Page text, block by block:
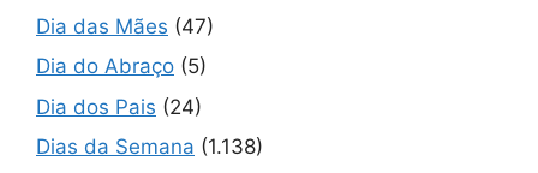
Dia das Mães (47)
Dia do Abraço (5)
Dia dos Pais (24)
Dias da Semana (1.138)